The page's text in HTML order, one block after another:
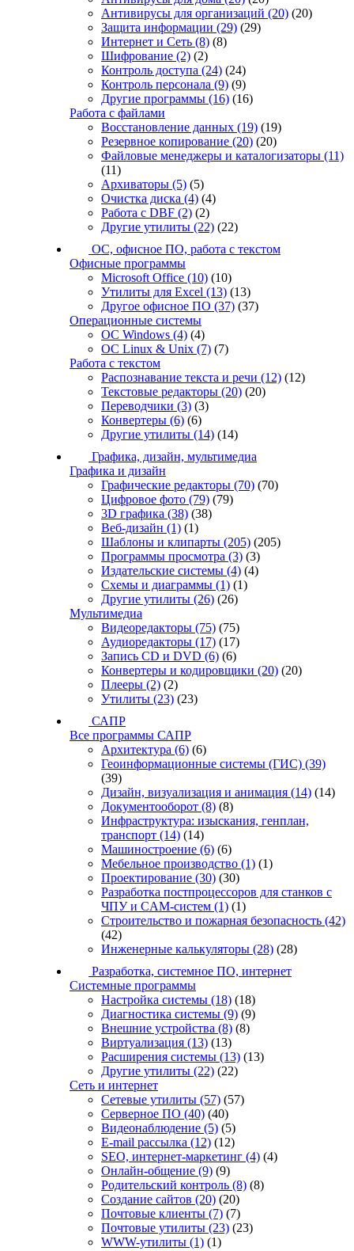
Антивирусы для организаций (20) (20)
Защита информации (29) (29)
Интернет и Сеть (8) (8)
Шифрование (2) (2)
Контроль доступа (24) (24)
Контроль персонала (9) (9)
Другие программы (16) (16)
Работа с файлами
Восстановление данных (19) (19)
Резервное копирование (20) (20)
Файловые менеджеры и каталогизаторы (11)
(11)
Архиваторы (5) (5)
Очистка диска (4) (4)
Работа с DBF (2) (2)
Другие утилиты (22) (22)
ОС, офисное ПО, работа с текстом
Офисные программы
Microsoft Office (10) (10)
Утилиты для Excel (13) (13)
Другое офисное ПО (37) (37)
Операционные системы
ОС Windows (4) (4)
ОС Linux & Unix (7) (7)
Работа с текстом
Распознавание текста и речи (12) (12)
Текстовые редакторы (20) (20)
Переводчики (3) (3)
Конвертеры (6) (6)
Другие утилиты (14) (14)
Графика, дизайн, мультимедиа
Графика и дизайн
Графические редакторы (70) (70)
Цифровое фото (79) (79)
3D графика (38) (38)
Веб-дизайн (1) (1)
Шаблоны и клипарты (205) (205)
Программы просмотра (3) (3)
Издательские системы (4) (4)
Схемы и диаграммы (1) (1)
Другие утилиты (26) (26)
Мультимедиа
Видеоредакторы (75) (75)
Аудиоредакторы (17) (17)
Запись CD и DVD (6) (6)
Конвертеры и кодировщики (20) (20)
Плееры (2) (2)
Утилиты (23) (23)
САПР
Все программы САПР
Архитектура (6) (6)
Геоинформационные системы (ГИС) (39)
(39)
Дизайн, визуализация и анимация (14) (14)
Документооборот (8) (8)
Инфраструктура: изыскания, генплан,
транспорт (14) (14)
Машиностроение (6) (6)
Мебельное производство (1) (1)
Проектирование (30) (30)
Разработка постпроцессоров для станков с
ЧПУ и CAM-систем (1) (1)
Строительство и пожарная безопасность (42)
(42)
Инженерные калькуляторы (28) (28)
Разработка, системное ПО, интернет
Системные программы
Настройка системы (18) (18)
Диагностика системы (9) (9)
Внешние устройства (8) (8)
Виртуализация (13) (13)
Расширения системы (13) (13)
Другие утилиты (22) (22)
Сеть и интернет
Сетевые утилиты (57) (57)
Серверное ПО (40) (40)
Видеонаблюдение (5) (5)
E-mail рассылка (12) (12)
SEO, интернет-маркетинг (4) (4)
Онлайн-общение (9) (9)
Родительский контроль (8) (8)
Создание сайтов (20) (20)
Почтовые клиенты (7) (7)
Почтовые утилиты (23) (23)
WWW-утилиты (1) (1)